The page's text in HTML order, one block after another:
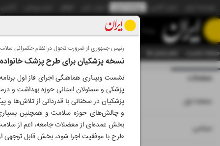
صفحه نخست تمام ویژه نامه ها آرشیو سازمان آگهی‌ها دستیار
رئیس جمهوری از ضرورت تحول در نظام حکمرانی
نسخه پزشکیان برای طرح پزشک خانواده
پزشکی و مسئولان استانی حوزه بهداشت و
پزشکیان در سخنانی با قدردانی از تلاش‌ها و
و چالش‌های حوزه سلامت و همچنین بسیاری
بخش عمده‌ای از معضلات جامعه، اعم از
طرح با موفقیت اجرا شود، بخش قابل توجهی
صفحات
صفحه اول ۱
سیاسی ۲ ۳
شماره نه هزار و